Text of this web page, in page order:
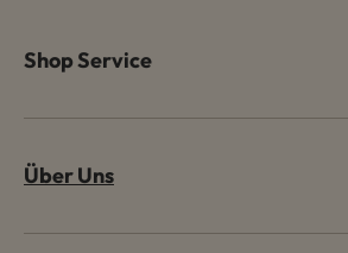
Shop Service
Über Uns